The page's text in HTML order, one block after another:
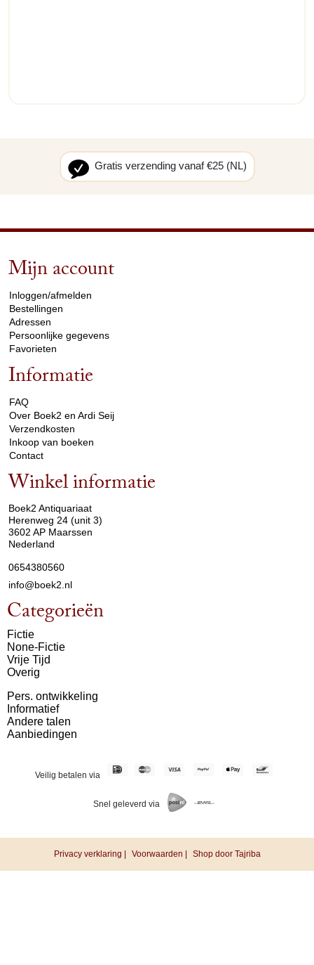
Gratis verzending vanaf €25 (NL)
Mijn account
Inloggen/afmelden
Bestellingen
Adressen
Persoonlijke gegevens
Favorieten
Informatie
FAQ
Over Boek2 en Ardi Seij
Verzendkosten
Inkoop van boeken
Contact
Winkel informatie
Boek2 Antiquariaat
Herenweg 24 (unit 3)
3602 AP Maarssen
Nederland
0654380560
info@boek2.nl
Categorieën
Fictie
None-Fictie
Vrije Tijd
Overig
Pers. ontwikkeling
Informatief
Andere talen
Aanbiedingen
Veilig betalen via
Snel geleverd via
Privacy verklaring | Voorwaarden | Shop door Tajriba